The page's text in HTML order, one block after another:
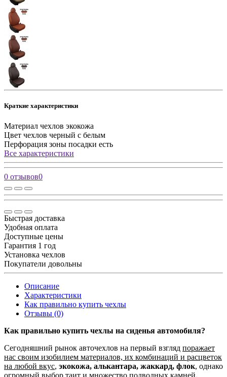
Краткие характеристики
Материал чехлов экокожа
Цвет чехлов черный с белым
Перфорация зоны посадки есть
Все характеристики
0 отзывов0
Быстрая доставка
Удобная оплата
Доступные цены
Гарантия 1 год
Установка чехлов
Покупатели довольны
Описание
Характеристики
Как правильно купить чехлы
Отзывы (0)
Как правильно купить чехлы на сиденья автомобиля?
Сегодняшний рынок авточехлов на первый взгляд поражает
нас своим изобилием материалов, их комбинаций и расцветок
на любой вкус, экокожа, алькантара, жаккард, флок, однако
огромный выбор таит и множество подводных камней.